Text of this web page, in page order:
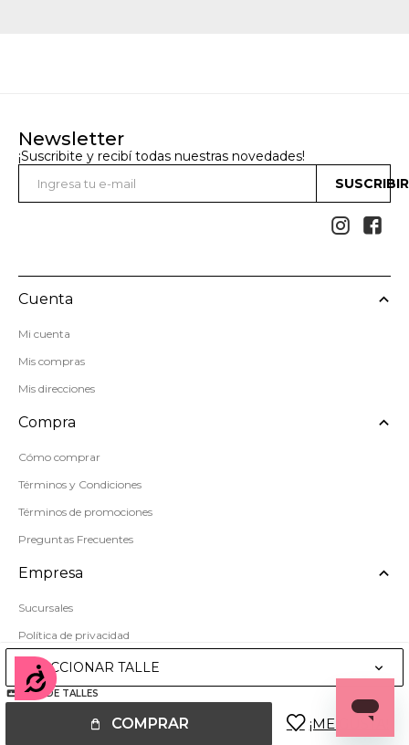
Accesibilidad
SELECCIONAR TALLE
GUÍA DE TALLES
COMPRAR
Newsletter
¡Suscribite y recibí todas nuestras novedades!
 
Cuenta
Mi cuenta
Mis compras
Mis direcciones
Compra
Cómo comprar
Términos y Condiciones
Términos de promociones
Preguntas Frecuentes
Empresa
Sucursales
Política de privacidad
Mapa del sitio